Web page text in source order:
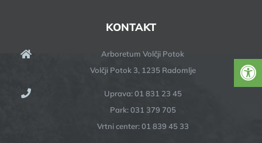
KONTAKT
Arboretum Volčji Potok
Volčji Potok 3, 1235 Radomlje
Uprava: 01 831 23 45
Park: 031 379 705
Vrtni center: 01 839 45 33